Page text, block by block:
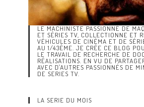
LE MACHINISTE PASSIONNÉ DE
ET SÉRIES TV, COLLECTIONNE ET
VÉHICULES DE CINÉMA ET DE
AU 1/43ÈME. JE CRÉE CE BLOG
LE TRAVAIL DE RECHERCHE DE
RÉALISATIONS. EN VU DE
AVEC D'AUTRES PASSIONNÉS DE
DE SERIES TV.
LA SERIE DU MOIS